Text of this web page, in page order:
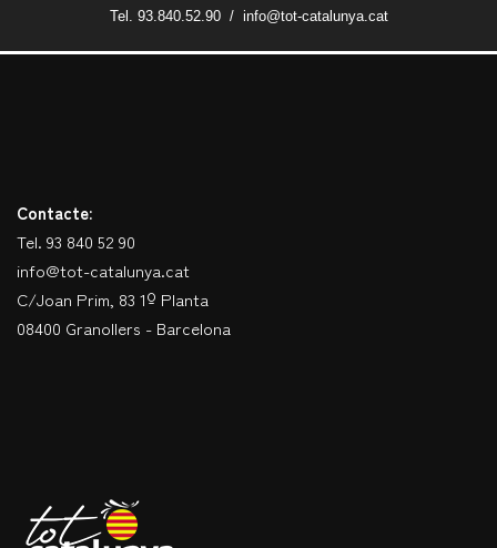
Tel. 93.840.52.90 / info@tot-catalunya.cat
Contacte:
Tel. 93 840 52 90
info@tot-catalunya.cat
C/Joan Prim, 83 1º Planta
08400 Granollers - Barcelona